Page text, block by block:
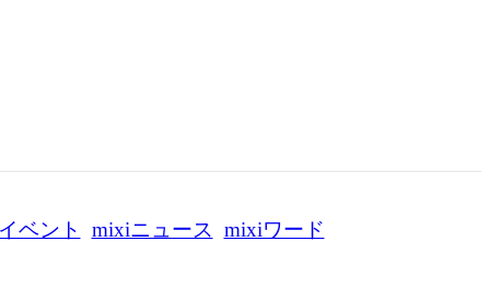
イベント mixiニュース mixiワード